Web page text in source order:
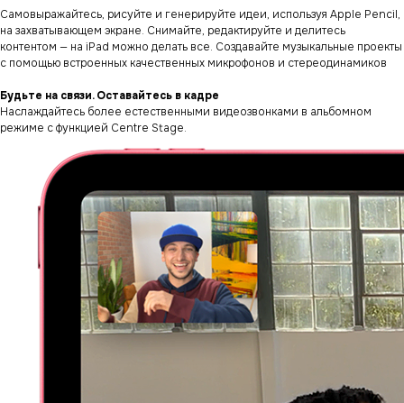
Самовыражайтесь, рисуйте и генерируйте идеи, используя Apple Pencil,
на захватывающем экране. Снимайте, редактируйте и делитесь
контентом — на iPad можно делать все. Создавайте музыкальные проекты
с помощью встроенных качественных микрофонов и стереодинамиков
Будьте на связи. Оставайтесь в кадре
Наслаждайтесь более естественными видеозвонками в альбомном
режиме с функцией Centre Stage.